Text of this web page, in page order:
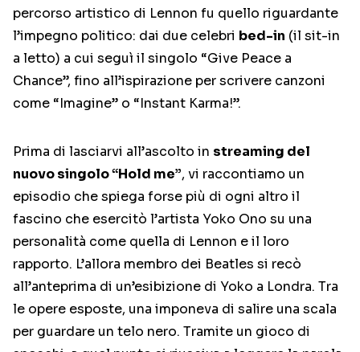
percorso artistico di Lennon fu quello riguardante
l’impegno politico: dai due celebri bed-in (il sit-in
a letto) a cui seguì il singolo “Give Peace a
Chance”, fino all’ispirazione per scrivere canzoni
come “Imagine” o “Instant Karma!”.
Prima di lasciarvi all’ascolto in streaming del
nuovo singolo “Hold me”, vi raccontiamo un
episodio che spiega forse più di ogni altro il
fascino che esercitò l’artista Yoko Ono su una
personalità come quella di Lennon e il loro
rapporto. L’allora membro dei Beatles si recò
all’anteprima di un’esibizione di Yoko a Londra. Tra
le opere esposte, una imponeva di salire una scala
per guardare un telo nero. Tramite un gioco di